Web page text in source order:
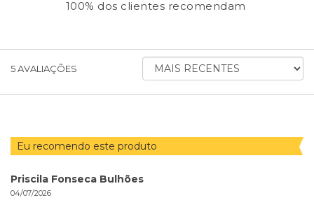
100% dos clientes recomendam
5AVALIAÇÕES
ORDENAR
AVALIAÇÕES
Eu recomendo este produto
Priscila Fonseca Bulhões
04/07/2026